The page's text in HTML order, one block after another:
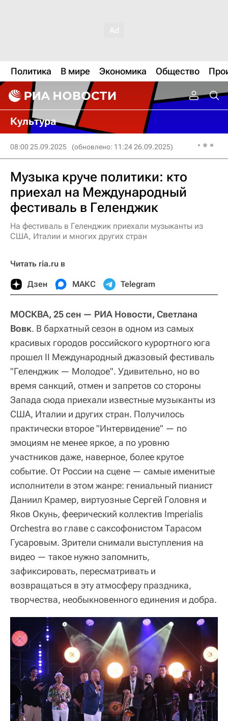
Политика В мире Экономика Общество
Культура
08:00 25.09.2025 (обновлено: 11:24 26.09.2025)
Музыка круче политики: кто
приехал на Международный
фестиваль в Геленджик
На фестиваль в Геленджик приехали музыканты из
США, Италии и многих других стран
Читать ria.ru в
Дзен МАКС Telegram
МОСКВА, 25 сен — РИА Новости, Светлана
Вовк. В бархатный сезон в одном из самых
красивых городов российского курортного юга
прошел II Международный джазовый фестиваль
"Геленджик — Молодое". Удивительно, но во
время санкций, отмен и запретов со стороны
Запада сюда приехали известные музыканты из
США, Италии и других стран. Получилось
практически второе "Интервидение" — по
эмоциям не менее яркое, а по уровню
участников даже, наверное, более крутое
событие. От России на сцене — самые именитые
исполнители в этом жанре: гениальный пианист
Даниил Крамер, виртуозные Сергей Головня и
Яков Окунь, феерический коллектив Imperialis
Orchestra во главе с саксофонистом Тарасом
Гусаровым. Зрители снимали выступления на
видео — такое нужно запомнить,
зафиксировать, пересматривать и
возвращаться в эту атмосферу праздника,
творчества, необыкновенного единения и добра.